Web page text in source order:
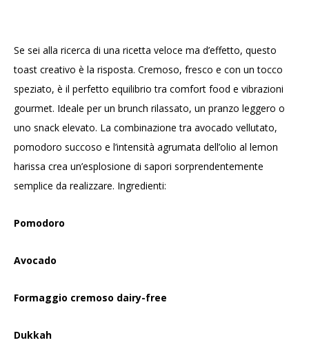
Se sei alla ricerca di una ricetta veloce ma d’effetto, questo
toast creativo è la risposta. Cremoso, fresco e con un tocco
speziato, è il perfetto equilibrio tra comfort food e vibrazioni
gourmet. Ideale per un brunch rilassato, un pranzo leggero o
uno snack elevato. La combinazione tra avocado vellutato,
pomodoro succoso e l’intensità agrumata dell’olio al lemon
harissa crea un’esplosione di sapori sorprendentemente
semplice da realizzare. Ingredienti:
Pomodoro
Avocado
Formaggio cremoso dairy-free
Dukkah